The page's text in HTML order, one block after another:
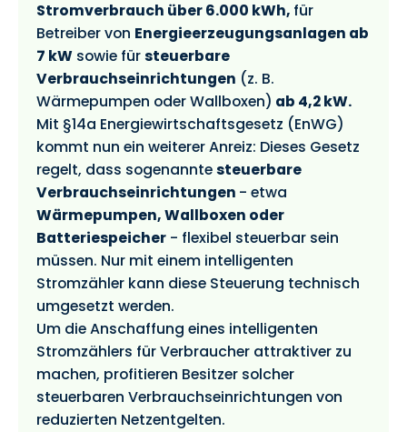
Stromverbrauch über 6.000 kWh, für
Betreiber von Energieerzeugungsanlagen ab
7 kW sowie fürsteuerbare
Verbrauchseinrichtungen (z. B.
Wärmepumpen oder Wallboxen) ab 4,2 kW.
Mit §14a Energiewirtschaftsgesetz (EnWG)
kommt nun ein weiterer Anreiz: Dieses Gesetz
regelt, dass sogenanntesteuerbare
Verbrauchseinrichtungen - etwa
Wärmepumpen, Wallboxen oder
Batteriespeicher - flexibel steuerbar sein
müssen. Nur mit einem intelligenten
Stromzähler kann diese Steuerung technisch
umgesetzt werden.
Um die Anschaffung eines intelligenten
Stromzählers für Verbraucher attraktiver zu
machen, profitieren Besitzer solcher
steuerbaren Verbrauchseinrichtungen von
reduzierten Netzentgelten.